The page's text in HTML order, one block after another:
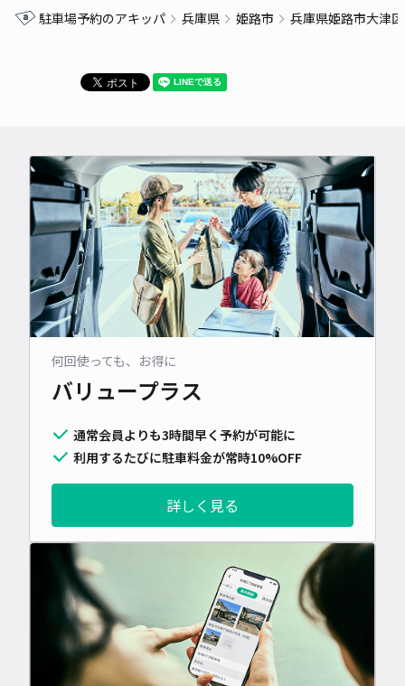
駐車場予約のアキッパ 兵庫県 姫路市 兵庫県姫路市大津
何回使っても、お得に
バリュープラス
通常会員よりも3時間早く予約が可能に
利用するたびに駐車料金が常時10%OFF
詳しく見る